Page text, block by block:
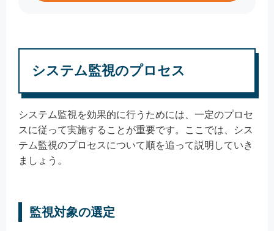
システム監視のプロセス
システム監視を効果的に行うためには、一定のプロセ
スに従って実施することが重要です。ここでは、シス
テム監視のプロセスについて順を追って説明していき
ましょう。
監視対象の選定